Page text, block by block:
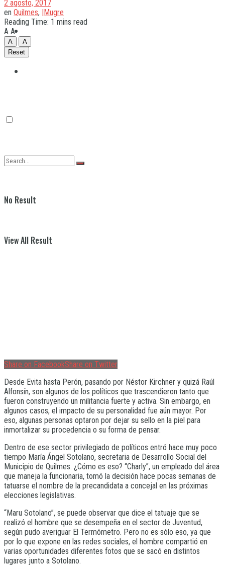
No Result
View All Result
2 agosto, 2017
en Quilmes, |Mugre
Reading Time: 1 mins read
A A
A
A
Reset
Share on FacebookShare on Twitter
Desde Evita hasta Perón, pasando por Néstor Kirchner y quizá Raúl
Alfonsín, son algunos de los políticos que trascendieron tanto que
fueron construyendo un militancia fuerte y activa. Sin embargo, en
algunos casos, el impacto de su personalidad fue aún mayor. Por
eso, algunas personas optaron por dejar su sello en la piel para
inmortalizar su procedencia o su forma de pensar.
Dentro de ese sector privilegiado de políticos entró hace muy poco
tiempo María Ángel Sotolano, secretaria de Desarrollo Social del
Municipio de Quilmes. ¿Cómo es eso? “Charly”, un empleado del área
que maneja la funcionaria, tomó la decisión hace pocas semanas de
tatuarse el nombre de la precandidata a concejal en las próximas
elecciones legislativas.
“Maru Sotolano”, se puede observar que dice el tatuaje que se
realizó el hombre que se desempeña en el sector de Juventud,
según pudo averiguar El Termómetro. Pero no es sólo eso, ya que
por lo que expone en las redes sociales, el hombre compartió en
varias oportunidades diferentes fotos que se sacó en distintos
lugares junto a Sotolano.